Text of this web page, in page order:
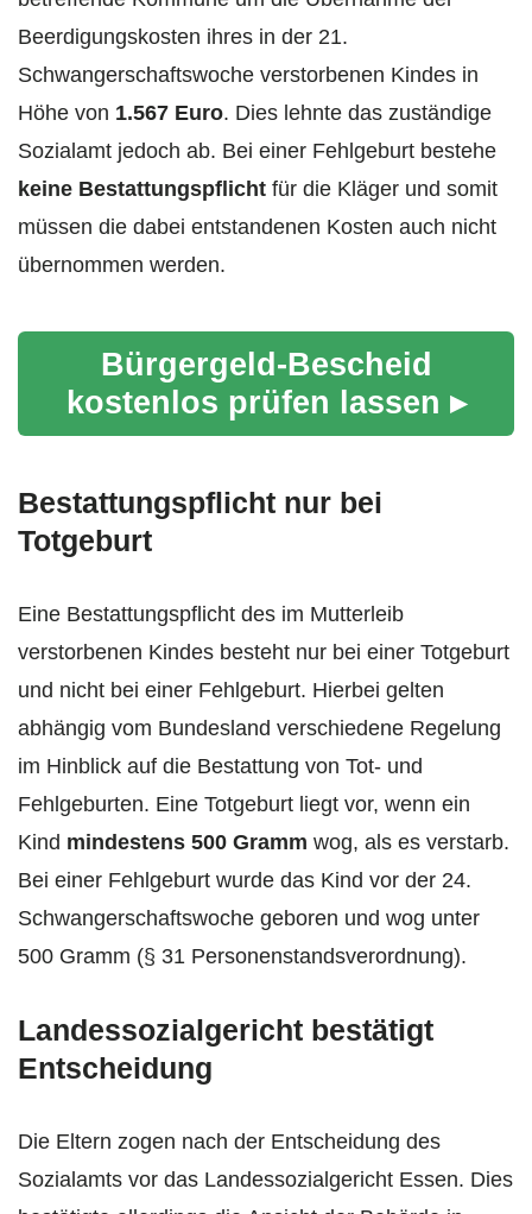
Beerdigungskosten ihres in der 21.
Schwangerschaftswoche verstorbenen Kindes in
Höhe von 1.567 Euro. Dies lehnte das zuständige
Sozialamt jedoch ab. Bei einer Fehlgeburt bestehe
keine Bestattungspflicht für die Kläger und somit
müssen die dabei entstandenen Kosten auch nicht
übernommen werden.
Bürgergeld-Bescheid
kostenlos prüfen lassen ▸
Bestattungspflicht nur bei
Totgeburt
Eine Bestattungspflicht des im Mutterleib
verstorbenen Kindes besteht nur bei einer Totgeburt
und nicht bei einer Fehlgeburt. Hierbei gelten
abhängig vom Bundesland verschiedene Regelung
im Hinblick auf die Bestattung von Tot- und
Fehlgeburten. Eine Totgeburt liegt vor, wenn ein
Kind mindestens 500 Gramm wog, als es verstarb.
Bei einer Fehlgeburt wurde das Kind vor der 24.
Schwangerschaftswoche geboren und wog unter
500 Gramm (§ 31 Personenstandsverordnung).
Landessozialgericht bestätigt
Entscheidung
Die Eltern zogen nach der Entscheidung des
Sozialamts vor das Landessozialgericht Essen. Dies